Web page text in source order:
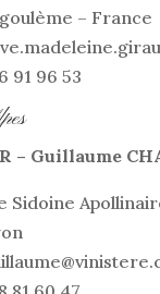
– France
91 96 53
– Guillaume
Sidoine